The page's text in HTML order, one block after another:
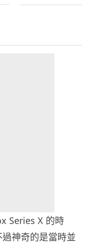
Series X 的時
神奇的是當時並